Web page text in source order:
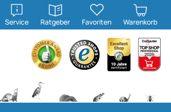
Service
öffnen
Ratgeber
öffnen
Favoriten Warenkorb